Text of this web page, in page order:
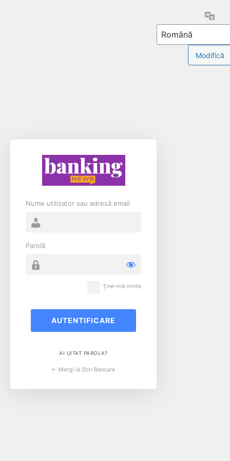
Nume utilizator sau adresă email
Parolă
Ține-mă minte
AI UITAT PAROLA?
← Mergi la Stiri Bancare